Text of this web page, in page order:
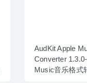
AudKit Apple
Converter
Music音乐格式